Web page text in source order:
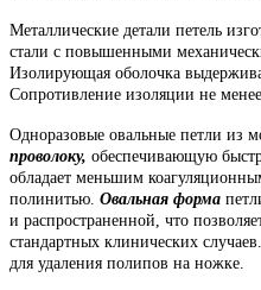
Металлические детали петель
стали с повышенными
Изолирующая оболочка
Сопротивление изоляции не
Одноразовые овальные петли из
проволоку, обеспечивающую
обладает меньшим
полинитью. Овальная форма
и распространенной, что
стандартных клинических
для удаления полипов на ножке.